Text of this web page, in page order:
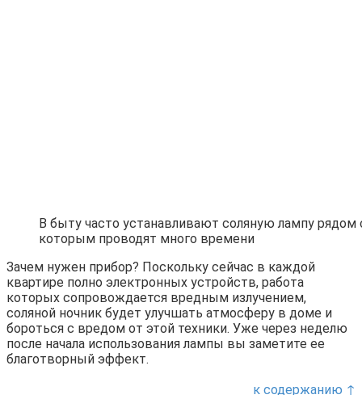
В быту часто устанавливают соляную лампу
которым проводят много времени
Зачем нужен прибор? Поскольку сейчас в каждой
квартире полно электронных устройств, работа
которых сопровождается вредным излучением,
соляной ночник будет улучшать атмосферу в доме и
бороться с вредом от этой техники. Уже через неделю
после начала использования лампы вы заметите ее
благотворный эффект.
к содержанию ↑